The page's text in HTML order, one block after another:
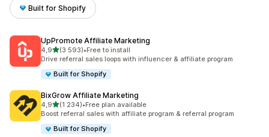
Built for Shopify
UpPromote Affiliate Marketing
4,9na 5 gwiazdek
(3 593)
Łączna liczba recenzji: 3593
•Free to install
Drive referral sales loops with influencer & affiliate program
Built for Shopify
BixGrow Affiliate Marketing
4,9na 5 gwiazdek
(1 234)
Łączna liczba recenzji: 1234
•Free plan available
Boost referral sales with affiliate program & referral program
Built for Shopify